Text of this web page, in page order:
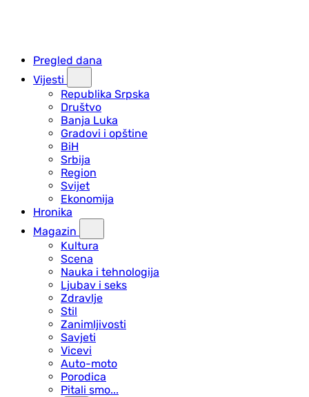
Pregled dana
Vijesti
Republika Srpska
Društvo
Banja Luka
Gradovi i opštine
BiH
Srbija
Region
Svijet
Ekonomija
Hronika
Magazin
Kultura
Scena
Nauka i tehnologija
Ljubav i seks
Zdravlje
Stil
Zanimljivosti
Savjeti
Vicevi
Auto-moto
Porodica
Pitali smo...